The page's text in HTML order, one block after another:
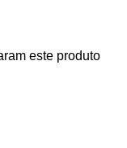
este produto